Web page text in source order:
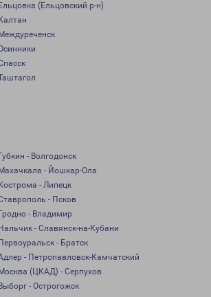
(Ельцовский р-н)
- Волгодонск
- Йошкар-Ола
- Липецк
- Псков
- Владимир
- Славянск-на-Кубани
- Братск
- Петропавловск-Камчатский
(ЦКАД) - Серпухов
- Острогожск